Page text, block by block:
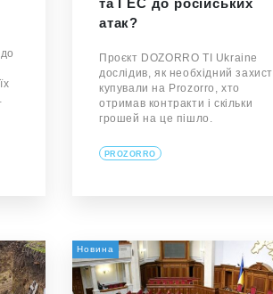
та ГЕС до російських
атак?
Проєкт DOZORRO TI Ukraine
дослідив, як необхідний захист
купували на Prozorro, хто
отримав контракти і скільки
грошей на це пішло.
PROZORRO
Новина